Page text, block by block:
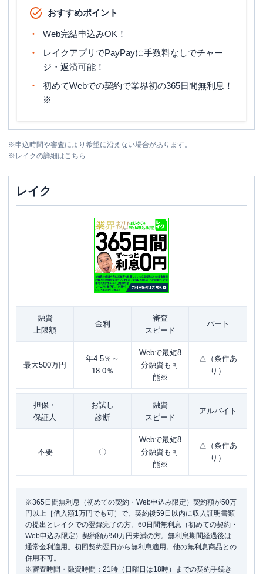
おすすめポイント
Web完結申込みOK！
レイクアプリでPayPayに手数料なしでチャー
ジ・返済可能！
初めてWebでの契約で業界初の365日間無利息！
※
※申込時間や審査により希望に沿えない場合があります。
※ レイクの詳細はこちら
レイク
融資
上限額
金利
審査
スピード
パート
最大500万円
年4.5％～
18.0％
Webで最短8
分融資も可
能※
△（条件あ
り）
担保・
保証人
お試し
診断
融資
スピード
アルバイト
不要 〇
Webで最短8
分融資も可
能※
△（条件あ
り）
※365日間無利息（初めての契約・Web申込み限定）契約額が50万
円以上［借入額1万円でも可］で、契約後59日以内に収入証明書類
の提出とレイクでの登録完了の方。60日間無利息（初めての契約・
Web申込み限定）契約額が50万円未満の方。無利息期間経過後は
通常金利適用。初回契約翌日から無利息適用。他の無利息商品との
併用不可。
※審査時間・融資時間：21時（日曜日は18時）までの契約手続き